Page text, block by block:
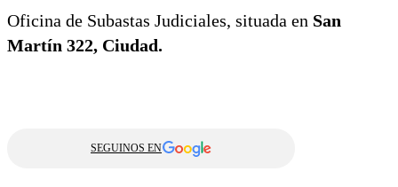
Oficina de Subastas Judiciales, situada en San
Martín 322, Ciudad.
SEGUINOS EN